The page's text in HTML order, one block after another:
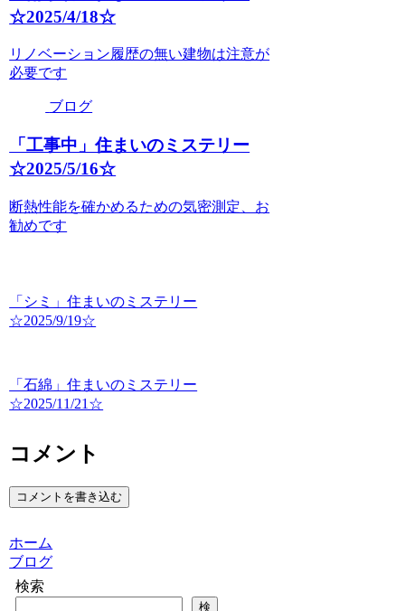
☆2025/4/18☆
リノベーション履歴の無い建物は注意が
必要です
ブログ
「工事中」住まいのミステリー
☆2025/5/16☆
断熱性能を確かめるための気密測定、お
勧めです
「シミ」住まいのミステリー
☆2025/9/19☆
「石綿」住まいのミステリー
☆2025/11/21☆
コメント
コメントを書き込む
ホーム
ブログ
検索
検